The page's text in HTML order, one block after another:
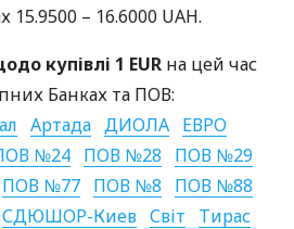
15.9500 – 16.6000 UAH.
купівлі 1 EUR на цей час
Банках та ПОВ:
Артада ДИОЛА ЕВРО
№24 ПОВ №28 ПОВ №29
ПОВ №77 ПОВ №8 ПОВ №88
СДЮШОР-Киев Світ
Тирас